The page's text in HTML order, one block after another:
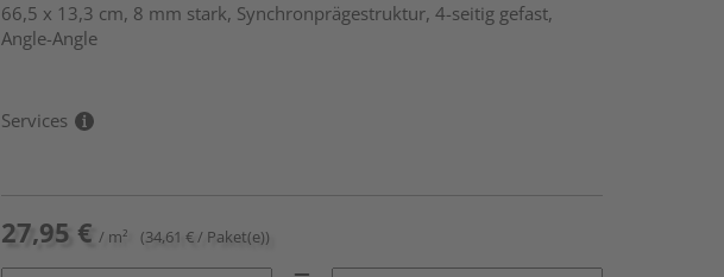
66,5 x 13,3 cm, 8 mm stark, Synchronprägestruktur, 4-seitig gefast,
Angle-Angle
Services
27,95 € / m² (34,61 € / Paket(e))